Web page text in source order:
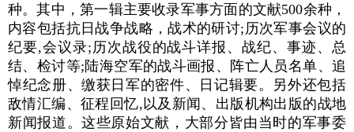
种。其中，第一辑主要收录军事方面的文献500余种，
内容包括抗日战争战略，战术的研讨;历次军事会议的
纪要,会议录;历次战役的战斗详报、战纪、事迹、总
结、检讨等;陆海空军的战斗画报、阵亡人员名单、追
悼纪念册、缴获日军的密件、日记辑要。另外还包括
敌情汇编、征程回忆,以及新闻、出版机构出版的战地
新闻报道。这些原始文献，大部分皆由当时的军事委